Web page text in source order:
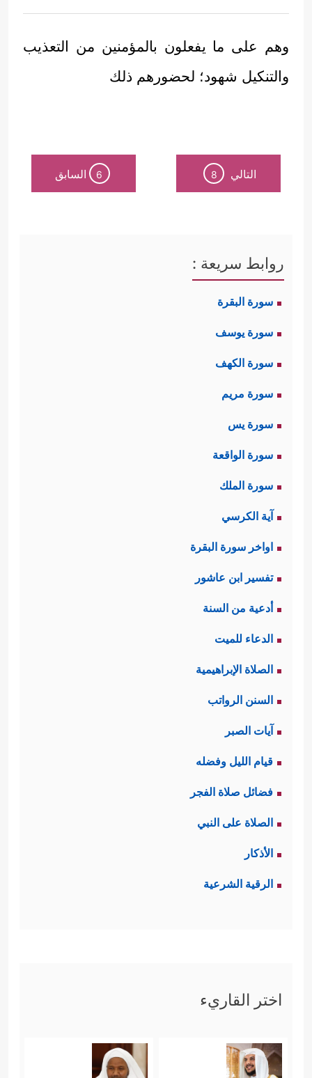
وهم على ما يفعلون بالمؤمنين من التعذيب
والتنكيل شهود؛ لحضورهم ذلك
التالي 8
6 السابق
روابط سريعة :
سورة البقرة
سورة يوسف
سورة الكهف
سورة مريم
سورة يس
سورة الواقعة
سورة الملك
آية الكرسي
اواخر سورة البقرة
تفسير ابن عاشور
أدعية من السنة
الدعاء للميت
الصلاة الإبراهيمية
السنن الرواتب
آيات الصبر
قيام الليل وفضله
فضائل صلاة الفجر
الصلاة على النبي
الأذكار
الرقية الشرعية
اختر القاريء